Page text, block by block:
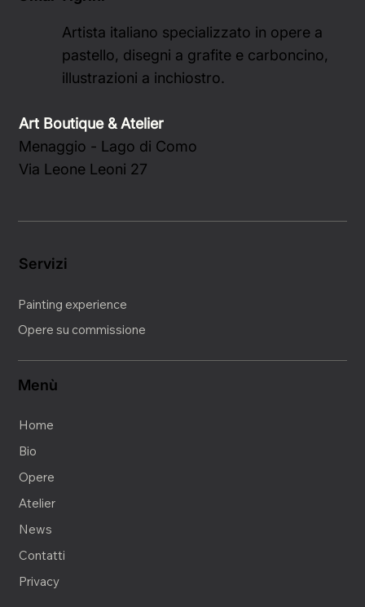
Artista italiano specializzato in opere a
pastello, disegni a grafite e carboncino,
illustrazioni a inchiostro.
Art Boutique & Atelier
Menaggio - Lago di Como
Via Leone Leoni 27
Home
Bio
Opere
Atelier
News
Contatti
Privacy
Menù
Servizi
Painting experience
Opere su commissione